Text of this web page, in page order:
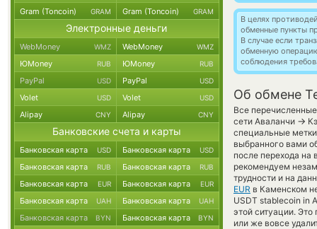
В целях
обменные пункты
В случае если
обменную
соблюдения
Об обмене
Все
сети Аваланчи →
специальные
выбранного вами
после перехода на
рекомендуем
трудности и на
EUR в Каменском
USDT stablecoin in
этой ситуации.
или же вовсе
Gram (Toncoin) GRAM Gram (Toncoin) GRAM
Электронные деньги
WebMoney WMZ WebMoney WMZ
ЮMoney RUB ЮMoney RUB
PayPal USD PayPal USD
Volet USD Volet USD
Alipay CNY Alipay CNY
Банковские счета и карты
Банковская карта USD Банковская карта USD
Банковская карта RUB Банковская карта RUB
Банковская карта EUR Банковская карта EUR
Банковская карта UAH Банковская карта UAH
Банковская карта BYN Банковская карта BYN